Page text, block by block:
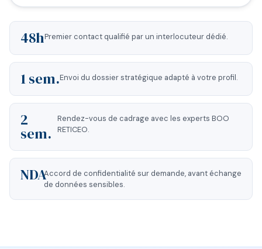
48hPremier contact qualifié par un interlocuteur dédié.
1 sem.Envoi du dossier stratégique adapté à votre profil.
2
sem.
Rendez-vous de cadrage avec les experts BOO
RETICEO.
NDAAccord de confidentialité sur demande, avant échange
de données sensibles.